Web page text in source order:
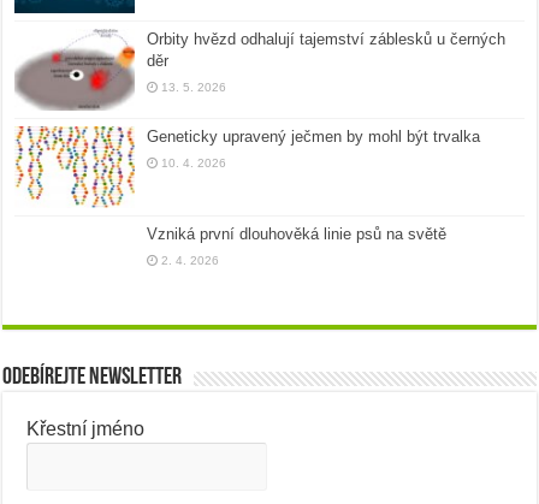
Orbity hvězd odhalují tajemství záblesků u černých
děr
13. 5. 2026
Geneticky upravený ječmen by mohl být trvalka
10. 4. 2026
Vzniká první dlouhověká linie psů na světě
2. 4. 2026
Odebírejte newsletter
Křestní jméno